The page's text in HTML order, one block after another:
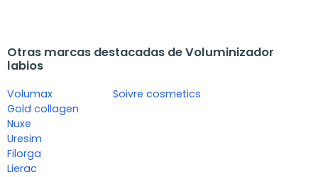
Otras marcas destacadas de Voluminizador
labios
Volumax
Gold collagen
Nuxe
Uresim
Filorga
Lierac
Soivre cosmetics